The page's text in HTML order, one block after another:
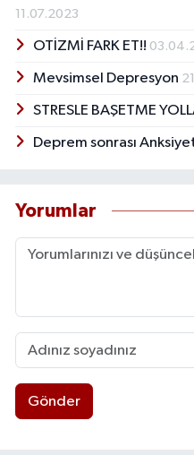
11.07.2023
OTİZMİ FARK ET!!
Mevsimsel Depresyon
STRESLE BAŞETME
Deprem sonrası
Yorumlar
Gönder